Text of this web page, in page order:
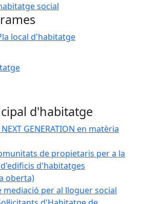
social
local d'habitatge
d'habitatge
GENERATION en matèria
de propietaris per a la
d'habitatges
oberta)
mediació per al lloguer social